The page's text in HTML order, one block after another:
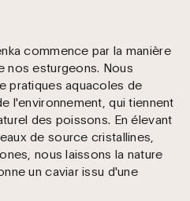
commence par la manière
nos esturgeons. Nous
pratiques aquacoles de
l'environnement, qui tiennent
des poissons. En élevant
de source cristallines,
nous laissons la nature
un caviar issu d'une